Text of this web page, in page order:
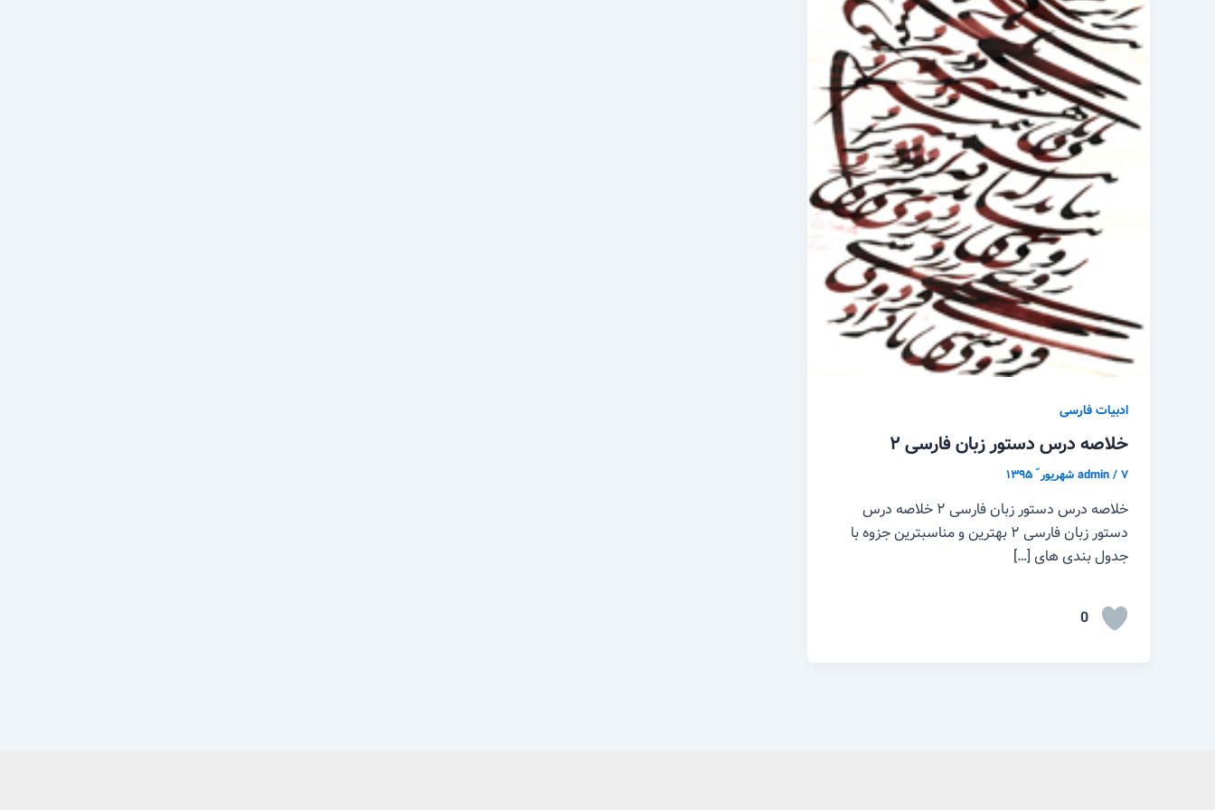
ادبیات فارسی
خلاصه درس دستور زبان فارسی ۲
admin/۷ شهریور ّ ۱۳۹۵
خلاصه درس دستور زبان فارسی ۲ خلاصه درس
دستور زبان فارسی ۲ بهترین و مناسبترین جزوه با
جدول بندی های […]
0